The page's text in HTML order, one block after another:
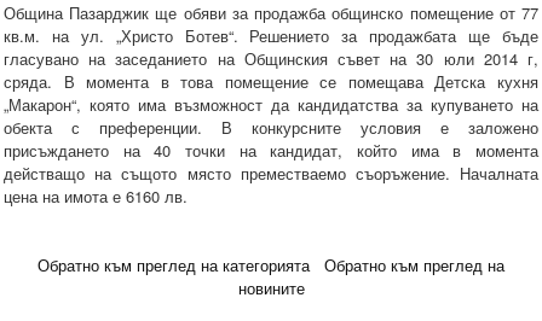
Община Пазарджик ще обяви за продажба общинско помещение от 77
кв.м. на ул. „Христо Ботев“. Решението за продажбата ще бъде
гласувано на заседанието на Общинския съвет на 30 юли 2014 г,
сряда. В момента в това помещение се помещава Детска кухня
„Макарон“, която има възможност да кандидатства за купуването на
обекта с преференции. В конкурсните условия е заложено
присъждането на 40 точки на кандидат, който има в момента
действащо на същото място преместваемо съоръжение. Началната
цена на имота е 6160 лв.
Обратно към преглед на категорията
Обратно към преглед на
новините